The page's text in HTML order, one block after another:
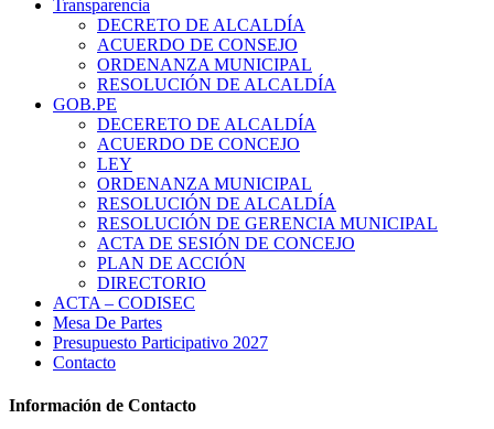
Transparencia
DECRETO DE ALCALDÍA
ACUERDO DE CONSEJO
ORDENANZA MUNICIPAL
RESOLUCIÓN DE ALCALDÍA
GOB.PE
DECERETO DE ALCALDÍA
ACUERDO DE CONCEJO
LEY
ORDENANZA MUNICIPAL
RESOLUCIÓN DE ALCALDÍA
RESOLUCIÓN DE GERENCIA MUNICIPAL
ACTA DE SESIÓN DE CONCEJO
PLAN DE ACCIÓN
DIRECTORIO
ACTA – CODISEC
Mesa De Partes
Presupuesto Participativo 2027
Contacto
Información de Contacto